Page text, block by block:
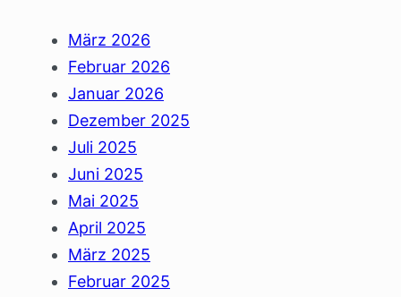
März 2026
Februar 2026
Januar 2026
Dezember 2025
Juli 2025
Juni 2025
Mai 2025
April 2025
März 2025
Februar 2025